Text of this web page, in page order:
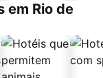
em Rio de